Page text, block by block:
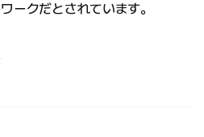
ークだとされています。